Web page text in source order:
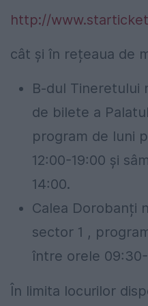
http://
cât și în rețeaua de
B-dul Tineretului
de bilete a
program de luni
12:00-19:00 şi
14:00.
Calea Dorobanți
sector 1 ,
între orele 09:30-
În limita locurilor